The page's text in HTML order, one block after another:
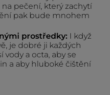
pečení, který zachytí
pak bude mnohem
prostředky: I když
je dobré ji každých
a octa, aby se
a aby hluboké čištění